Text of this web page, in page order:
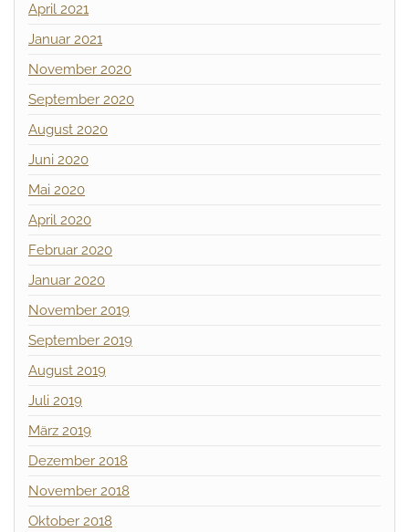
April 2021
Januar 2021
November 2020
September 2020
August 2020
Juni 2020
Mai 2020
April 2020
Februar 2020
Januar 2020
November 2019
September 2019
August 2019
Juli 2019
März 2019
Dezember 2018
November 2018
Oktober 2018